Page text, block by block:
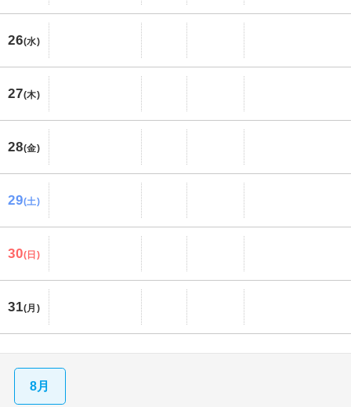
26(水)
27(木)
28(金)
29(土)
30(日)
31(月)
8月